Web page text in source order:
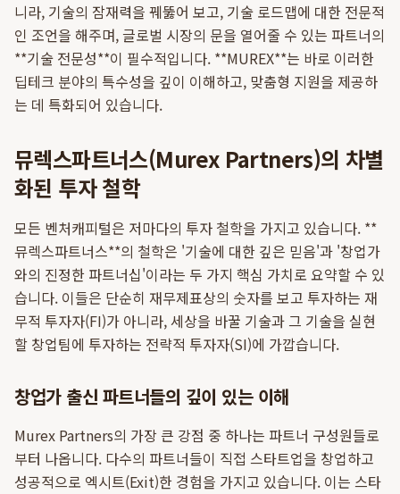
니라, 기술의 잠재력을 꿰뚫어 보고, 기술 로드맵에 대한 전문적
인 조언을 해주며, 글로벌 시장의 문을 열어줄 수 있는 파트너의
**기술 전문성**이 필수적입니다. **MUREX**는 바로 이러한
딥테크 분야의 특수성을 깊이 이해하고, 맞춤형 지원을 제공하
는 데 특화되어 있습니다.
뮤렉스파트너스(Murex Partners)의 차별
화된 투자 철학
모든 벤처캐피털은 저마다의 투자 철학을 가지고 있습니다. **
뮤렉스파트너스**의 철학은 '기술에 대한 깊은 믿음'과 '창업가
와의 진정한 파트너십'이라는 두 가지 핵심 가치로 요약할 수 있
습니다. 이들은 단순히 재무제표상의 숫자를 보고 투자하는 재
무적 투자자(FI)가 아니라, 세상을 바꿀 기술과 그 기술을 실현
할 창업팀에 투자하는 전략적 투자자(SI)에 가깝습니다.
창업가 출신 파트너들의 깊이 있는 이해
Murex Partners의 가장 큰 강점 중 하나는 파트너 구성원들로
부터 나옵니다. 다수의 파트너들이 직접 스타트업을 창업하고
성공적으로 엑시트(Exit)한 경험을 가지고 있습니다. 이는 스타